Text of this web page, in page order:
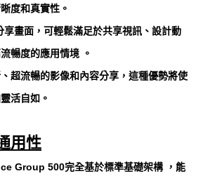
度和真實性。
畫面，可輕鬆滿足於共享視訊、設計動
暢度的應用情境 。
超流暢的影像和內容分享，這種優勢將使
活自如。
用性
Group 500完全基於標準基礎架構 ，能